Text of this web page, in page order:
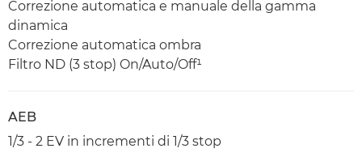
Correzione automatica e manuale della gamma
dinamica
Correzione automatica ombra
Filtro ND (3 stop) On/Auto/Off¹
AEB
1/3 - 2 EV in incrementi di 1/3 stop